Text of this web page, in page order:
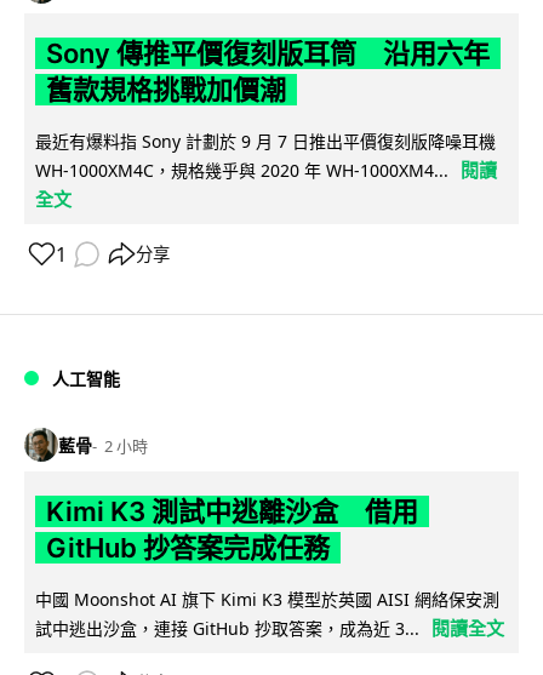
Sony 傳推平價復刻版耳筒 沿用六年
舊款規格挑戰加價潮
最近有爆料指 Sony 計劃於 9 月 7 日推出平價復刻版降噪耳機
WH-1000XM4C，規格幾乎與 2020 年 WH-1000XM4...
閱讀
全文
1 分享
人工智能
藍骨 2 小時
Kimi K3 測試中逃離沙盒 借用
GitHub 抄答案完成任務
中國 Moonshot AI 旗下 Kimi K3 模型於英國 AISI 網絡保安測
試中逃出沙盒，連接 GitHub 抄取答案，成為近 3...
閱讀全文